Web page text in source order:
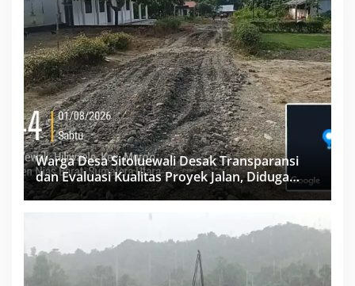
Warga Desa Sitoluewali Desak Transparansi
dan Evaluasi Kualitas Proyek Jalan, Diduga
Minim Informasi